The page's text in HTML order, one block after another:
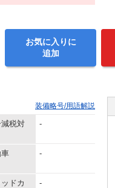
お気に入りに
追加
装備略号/用語解説
税対
-
-
ドカ
-